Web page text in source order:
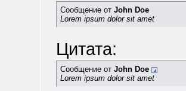
Сообщение от John Doe
Lorem ipsum dolor sit amet
Цитата:
Сообщение от John Doe
Lorem ipsum dolor sit amet